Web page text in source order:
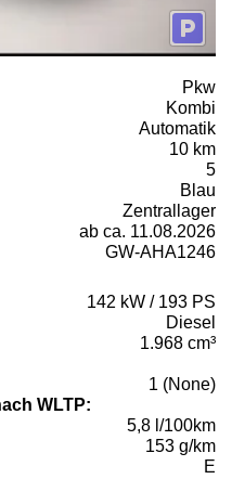
Pkw
Kombi
Automatik
10 km
5
Blau
Zentrallager
ab ca. 11.08.2026
GW-AHA1246
142 kW / 193 PS
Diesel
1.968 cm³
1 (None)
WLTP:
5,8 l/100km
153 g/km
E